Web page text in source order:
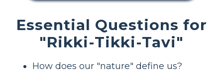
Essential Questions for
"Rikki-Tikki-Tavi"
How does our "nature" define us?